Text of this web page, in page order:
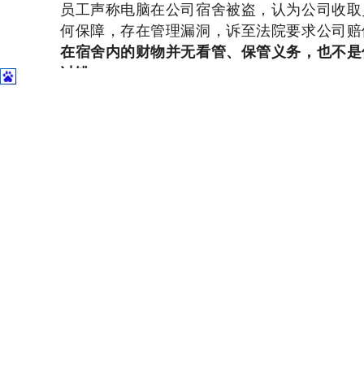
员工声称电脑在公司宿舍被盗，认为公司收
何保障，存在管理漏洞，诉至法院要求公司
在宿舍内的财物并无看管、保管义务，也不
过错。